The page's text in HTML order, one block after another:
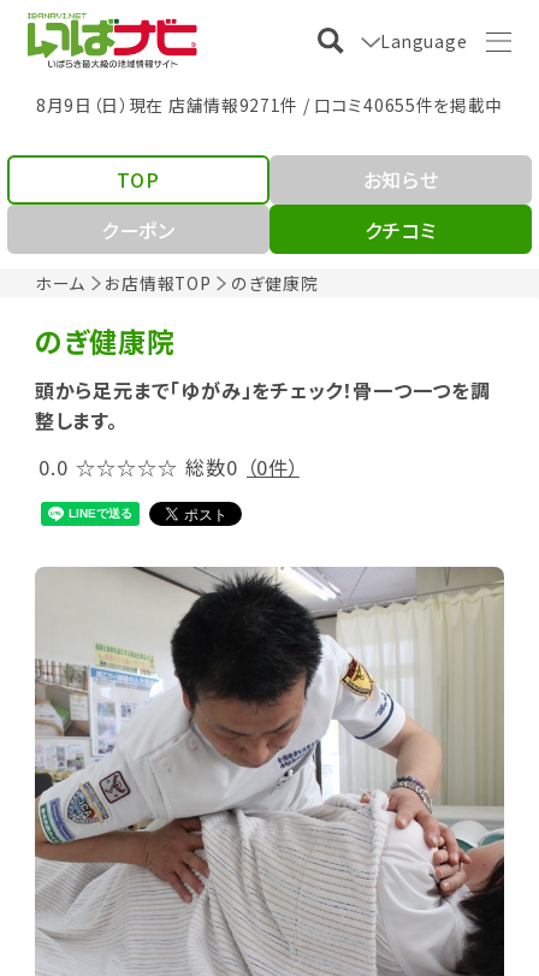
Language
8月9日（日）現在 店舗情報9271件 / 口コミ40655件を掲載中
ホーム お店情報TOP のぎ健康院
TOP
お知らせ
クーポン
クチコミ
のぎ健康院
頭から足元まで「ゆがみ」をチェック！骨一つ一つを調
整します。
0.0 ☆☆☆☆☆ 総数0 （0件）